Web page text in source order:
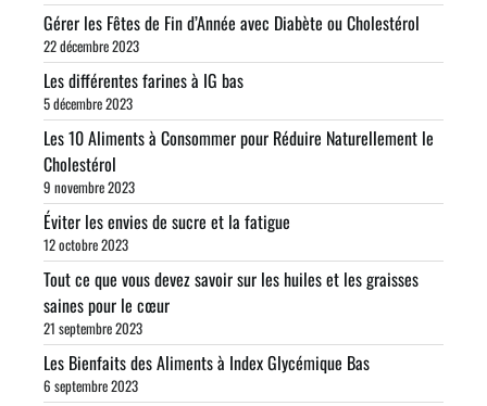
Gérer les Fêtes de Fin d’Année avec Diabète ou Cholestérol
22 décembre 2023
Les différentes farines à IG bas
5 décembre 2023
Les 10 Aliments à Consommer pour Réduire Naturellement le
Cholestérol
9 novembre 2023
Éviter les envies de sucre et la fatigue
12 octobre 2023
Tout ce que vous devez savoir sur les huiles et les graisses
saines pour le cœur
21 septembre 2023
Les Bienfaits des Aliments à Index Glycémique Bas
6 septembre 2023